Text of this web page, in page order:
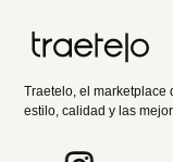
Traetelo, el marketplace
estilo, calidad y las